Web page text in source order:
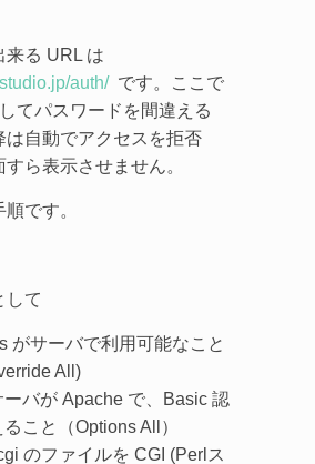
来る URL は
auth/ です。ここで
てパスワードを間違える
は自動でアクセスを拒否
ら表示させません。
です。
して
がサーバで利用可能なこと
All)
ーバが Apache で、Basic 認
こと（Options All）
のファイルを CGI (Perlス